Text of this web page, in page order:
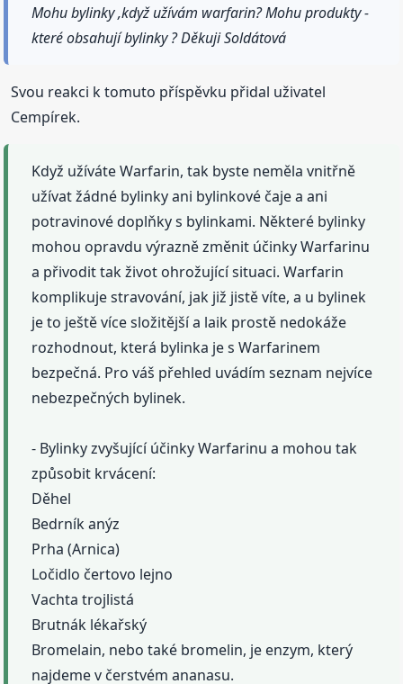
Mohu bylinky ,když užívám warfarin? Mohu produkty -
které obsahují bylinky ? Děkuji Soldátová
Svou reakci k tomuto příspěvku přidal uživatel
Cempírek.
Když užíváte Warfarin, tak byste neměla vnitřně
užívat žádné bylinky ani bylinkové čaje a ani
potravinové doplňky s bylinkami. Některé bylinky
mohou opravdu výrazně změnit účinky Warfarinu
a přivodit tak život ohrožující situaci. Warfarin
komplikuje stravování, jak již jistě víte, a u bylinek
je to ještě více složitější a laik prostě nedokáže
rozhodnout, která bylinka je s Warfarinem
bezpečná. Pro váš přehled uvádím seznam nejvíce
nebezpečných bylinek.
- Bylinky zvyšující účinky Warfarinu a mohou tak
způsobit krvácení:
Děhel
Bedrník anýz
Prha (Arnica)
Ločidlo čertovo lejno
Vachta trojlistá
Brutnák lékařský
Bromelain, nebo také bromelin, je enzym, který
najdeme v čerstvém ananasu.